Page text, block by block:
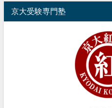
京大受験専門塾